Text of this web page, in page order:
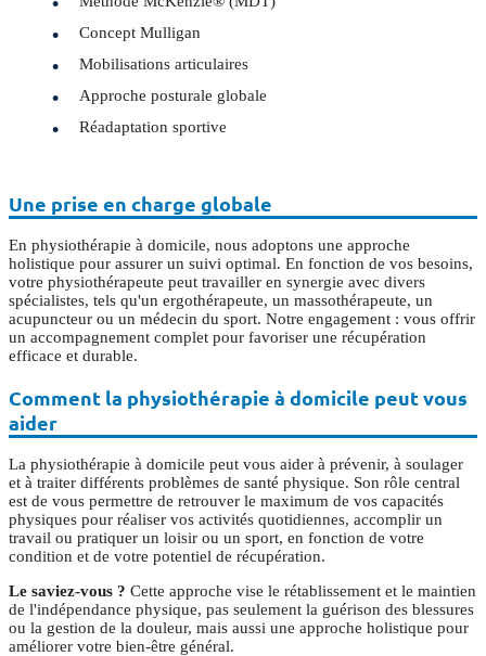
Concept Mulligan
Mobilisations articulaires
Approche posturale globale
Réadaptation sportive
Une prise en charge globale
En physiothérapie à domicile, nous adoptons une approche
holistique pour assurer un suivi optimal. En fonction de vos besoins,
votre physiothérapeute peut travailler en synergie avec divers
spécialistes, tels qu'un ergothérapeute, un massothérapeute, un
acupuncteur ou un médecin du sport. Notre engagement : vous offrir
un accompagnement complet pour favoriser une récupération
efficace et durable.
Comment la physiothérapie à domicile peut vous
aider
La physiothérapie à domicile peut vous aider à prévenir, à soulager
et à traiter différents problèmes de santé physique. Son rôle central
est de vous permettre de retrouver le maximum de vos capacités
physiques pour réaliser vos activités quotidiennes, accomplir un
travail ou pratiquer un loisir ou un sport, en fonction de votre
condition et de votre potentiel de récupération.
Le saviez-vous ? Cette approche vise le rétablissement et le maintien
de l'indépendance physique, pas seulement la guérison des blessures
ou la gestion de la douleur, mais aussi une approche holistique pour
améliorer votre bien-être général.